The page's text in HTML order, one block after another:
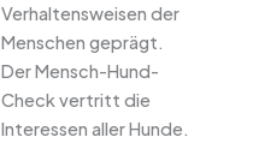
Verhaltensweisen der
Menschen geprägt.
Der Mensch-Hund-
Check vertritt die
Interessen aller Hunde.